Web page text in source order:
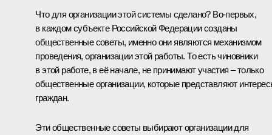
Что для организации этой системы сделано? Во‑первых,
в каждом субъекте Российской Федерации созданы
общественные советы, именно они являются механизмом
проведения, организации этой работы. То есть чиновники
в этой работе, в её начале, не принимают участия – только
общественные организации, которые представляют
граждан.
Эти общественные советы выбирают организации для